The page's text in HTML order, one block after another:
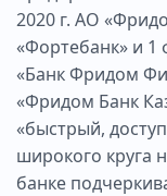
2020 г. АО
«Фортебанк» и 1
«Банк Фридом
«Фридом Банк
«быстрый,
широкого круга
банке